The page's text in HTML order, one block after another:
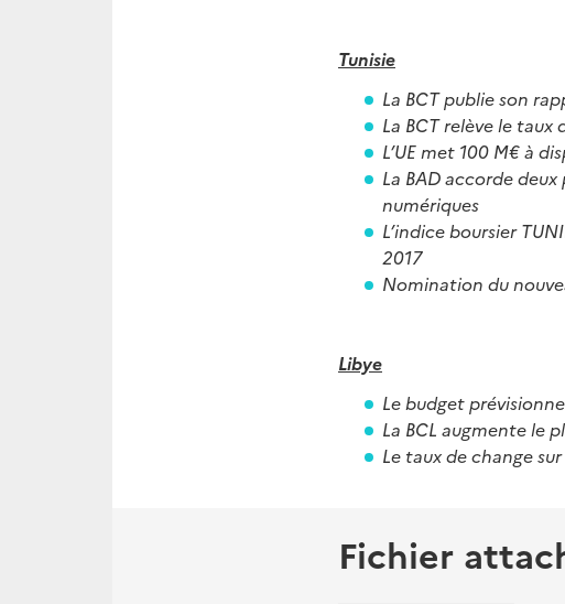
Tunisie
La BCT publie son
La BCT relève le taux
L’UE met 100 M€ à
La BAD accorde
numériques
L’indice boursier
2017
Nomination du
Libye
Le budget
La BCL augmente le
Le taux de change
Fichier